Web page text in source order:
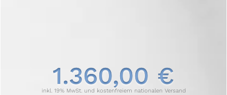
1.360,00 €
inkl. 19% MwSt. und kostenfreiem nationalen Versand